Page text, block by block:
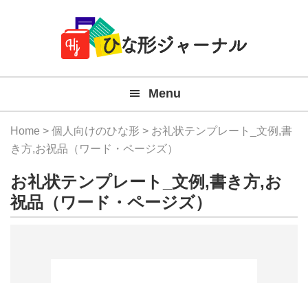
Navigation
料
テ
プ
ー
Menu
Home > 個人向けのひな形 > お礼状テンプレート_文例,書
き方,お祝品（ワード・ページズ）
お礼状テンプレート_文例,書き方,お
祝品（ワード・ページズ）